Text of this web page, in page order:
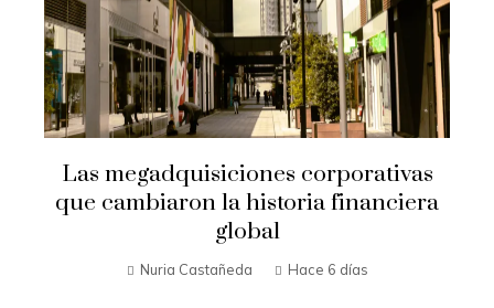
Las megadquisiciones corporativas
que cambiaron la historia financiera
global
Nuria Castañeda Hace 6 días